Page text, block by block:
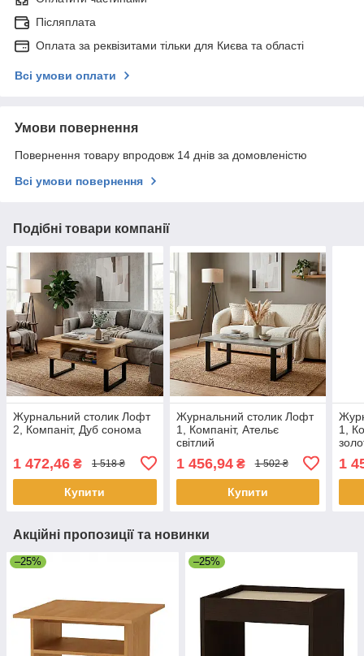
Післяплата
Оплата за реквізитами тільки для Києва та області
Всі умови оплати
Умови повернення
Повернення товару впродовж 14 днів за домовленістю
Всі умови повернення
Подібні товари компанії
Журнальний столик Лофт
2, Компаніт, Дуб сонома
1 472,46 ₴ 1 518 ₴
Купити
Журнальний столик Лофт
1, Компаніт, Ательє
світлий
1 456,94₴ 1 502 ₴
Купити
1,
1
Акційні пропозиції та новинки
–25% –25%